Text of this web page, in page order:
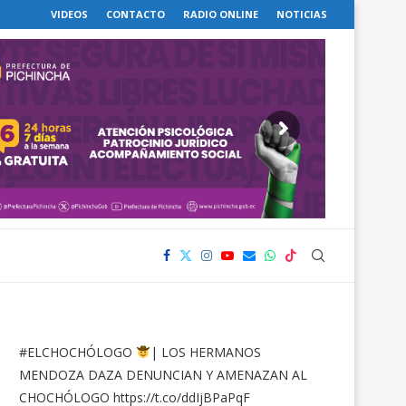
VIDEOS CONTACTO RADIO ONLINE NOTICIAS
#ELCHOCHÓLOGO
| LOS HERMANOS
MENDOZA DAZA DENUNCIAN Y AMENAZAN AL
CHOCHÓLOGO https://t.co/ddIjBPaPqF